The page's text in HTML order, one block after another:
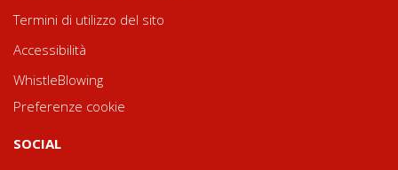
Termini di utilizzo del sito
Accessibilità
WhistleBlowing
Preferenze cookie
SOCIAL